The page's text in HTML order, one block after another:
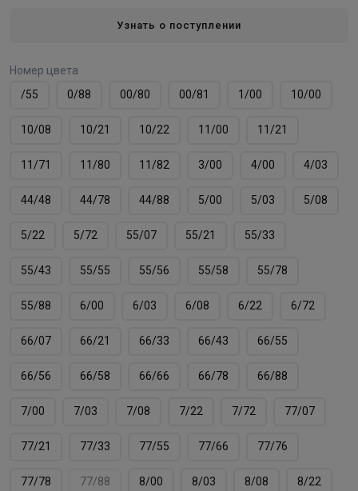
Узнать о поступлении
Номер цвета
/55
0/88 00/80 00/81 1/00 10/00
10/08 10/21 10/22 11/00 11/21
11/71 11/80 11/82 3/00 4/00 4/03
44/48 44/78 44/88 5/00 5/03 5/08
5/22 5/72 55/07 55/21 55/33
55/43 55/55 55/56 55/58 55/78
55/88 6/00 6/03 6/08 6/22 6/72
66/07 66/21 66/33 66/43 66/55
66/56 66/58 66/66 66/78 66/88
7/00 7/03 7/08 7/22 7/72 77/07
77/21 77/33 77/55 77/66 77/76
77/78 77/88 8/00 8/03 8/08 8/22